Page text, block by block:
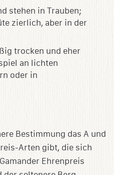
stehen in Trauben;
zierlich, aber in der
trocken und eher
an lichten
oder in
Bestimmung das A und
Arten gibt, die sich
Ehrenpreis